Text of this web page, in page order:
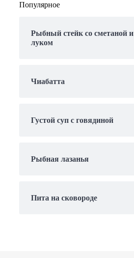
Популярное
Рыбный стейк со сметаной и
луком
Чиабатта
Густой суп с говядиной
Рыбная лазанья
Пита на сковороде